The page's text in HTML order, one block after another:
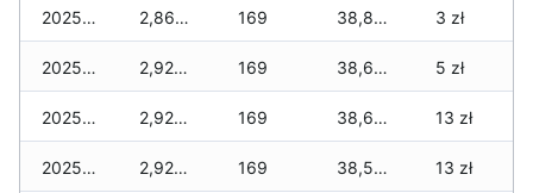
2025-12-10 2,860 zł 169 38,820 zł 3 zł
2025-12-09 2,920 zł 169 38,620 zł 5 zł
2025-12-08 2,920 zł 169 38,610 zł 13 zł
2025-12-07 2,920 zł 169 38,550 zł 13 zł